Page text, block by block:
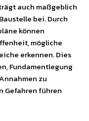
auch maßgeblich
bei. Durch
können
mögliche
erkennen. Dies
Fundamentlegung
zu
Gefahren führen